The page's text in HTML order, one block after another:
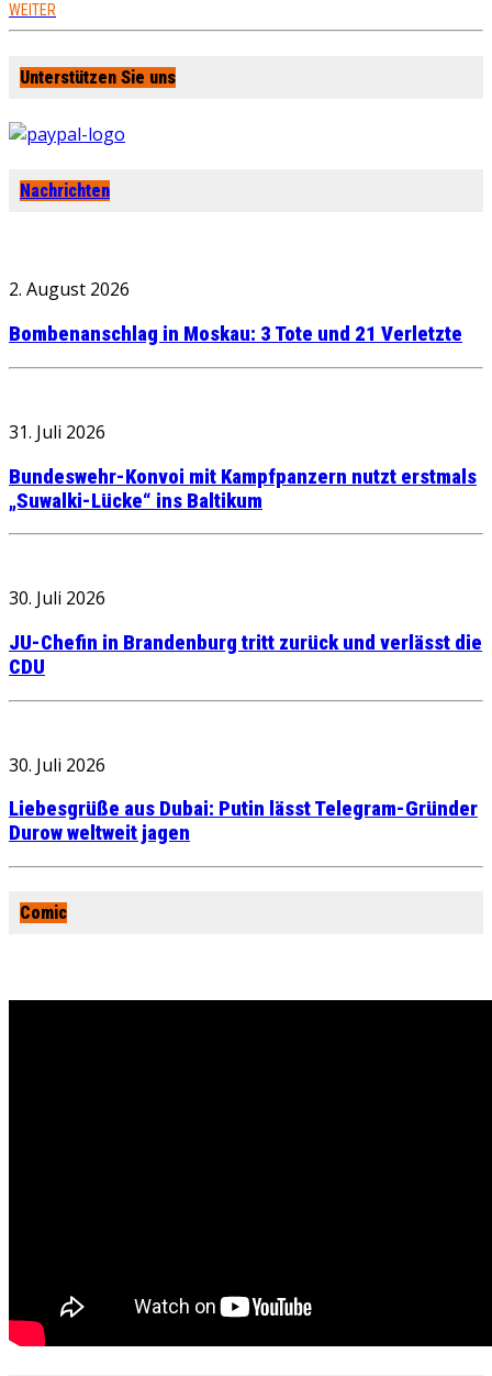
WEITER
Unterstützen Sie uns
Nachrichten
2. August 2026
Bombenanschlag in Moskau: 3 Tote und 21 Verletzte
31. Juli 2026
Bundeswehr-Konvoi mit Kampfpanzern nutzt erstmals
„Suwalki-Lücke“ ins Baltikum
30. Juli 2026
JU-Chefin in Brandenburg tritt zurück und verlässt die
CDU
30. Juli 2026
Liebesgrüße aus Dubai: Putin lässt Telegram-Gründer
Durow weltweit jagen
Comic